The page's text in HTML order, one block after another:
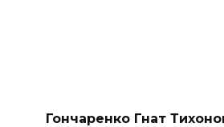
Гончаренко Гнат